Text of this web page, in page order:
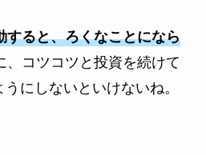
すると、ろくなことになら
、コツコツと投資を続けて
にしないといけないね。